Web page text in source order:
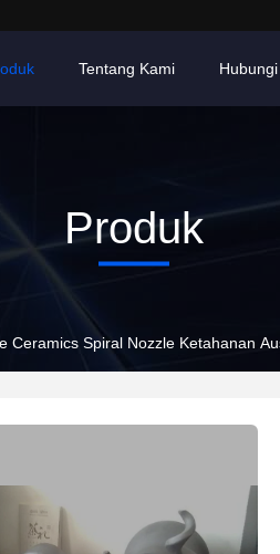
Tentang Kami
Produk
Ceramics Spiral Nozzle Ketahanan